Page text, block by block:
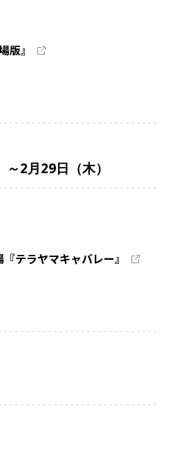
版』
2月29日（木）
テラヤマキャバレー』